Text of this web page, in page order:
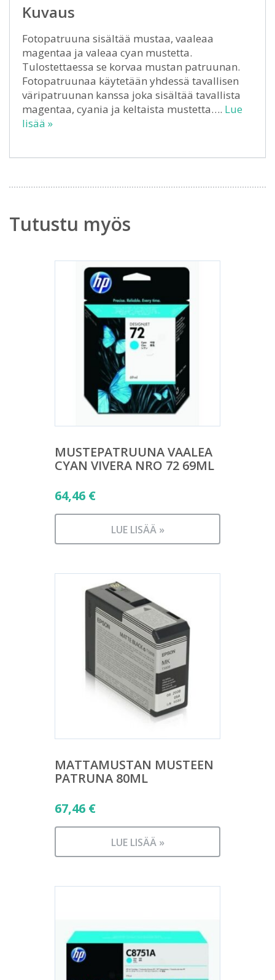
Kuvaus
Fotopatruuna sisältää mustaa, vaaleaa
magentaa ja valeaa cyan mustetta.
Tulostettaessa se korvaa mustan patruunan.
Fotopatruunaa käytetään yhdessä tavallisen
väripatruunan kanssa joka sisältää tavallista
magentaa, cyania ja keltaista mustetta…. Lue
lisää »
Tutustu myös
MUSTEPATRUUNA VAALEA
CYAN VIVERA NRO 72 69ML
64,46 €
LUE LISÄÄ »
MATTAMUSTAN MUSTEEN
PATRUNA 80ML
67,46 €
LUE LISÄÄ »